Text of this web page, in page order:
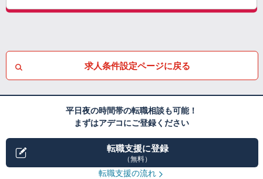
求人条件設定ページに戻る
平日夜の時間帯の転職相談も可能！
まずはアデコにご登録ください
転職支援に登録
（無料）
転職支援の流れ